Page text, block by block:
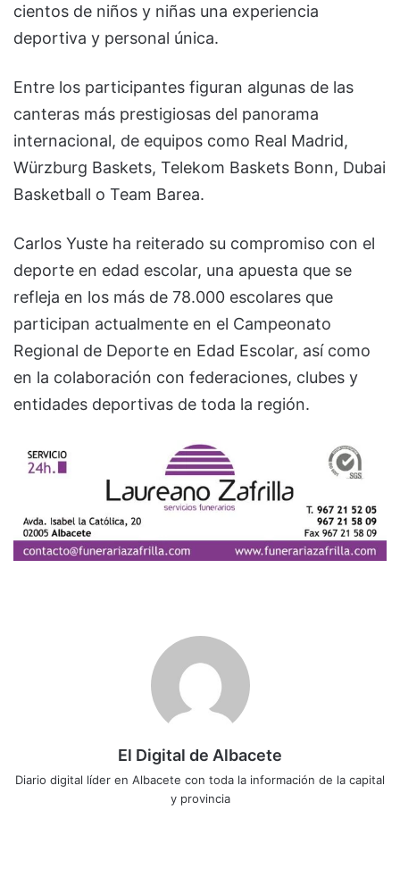
cientos de niños y niñas una experiencia
deportiva y personal única.
Entre los participantes figuran algunas de las
canteras más prestigiosas del panorama
internacional, de equipos como Real Madrid,
Würzburg Baskets, Telekom Baskets Bonn, Dubai
Basketball o Team Barea.
Carlos Yuste ha reiterado su compromiso con el
deporte en edad escolar, una apuesta que se
refleja en los más de 78.000 escolares que
participan actualmente en el Campeonato
Regional de Deporte en Edad Escolar, así como
en la colaboración con federaciones, clubes y
entidades deportivas de toda la región.
El Digital de Albacete
Diario digital líder en Albacete con toda la información de la capital
y provincia